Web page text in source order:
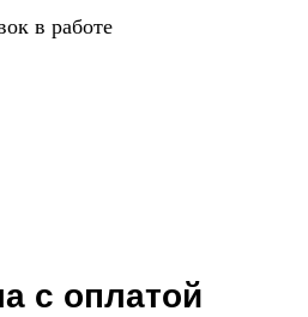
в работе
с оплатой